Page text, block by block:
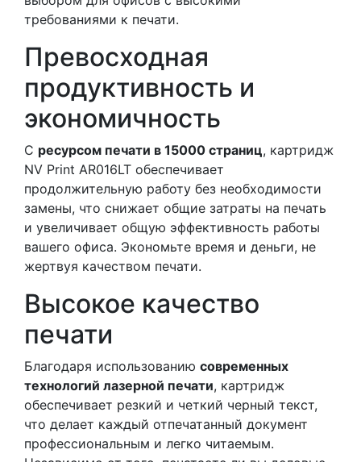
требованиями к печати.
Превосходная
продуктивность и
экономичность
С ресурсом печати в 15000 страниц, картридж
NV Print AR016LT обеспечивает
продолжительную работу без необходимости
замены, что снижает общие затраты на печать
и увеличивает общую эффективность работы
вашего офиса. Экономьте время и деньги, не
жертвуя качеством печати.
Высокое качество
печати
Благодаря использованию современных
технологий лазерной печати, картридж
обеспечивает резкий и четкий черный текст,
что делает каждый отпечатанный документ
профессиональным и легко читаемым.